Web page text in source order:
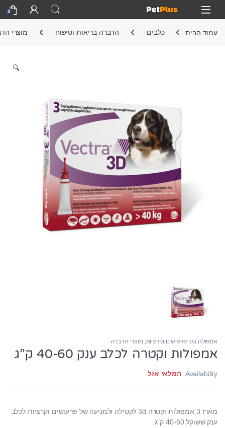
Skip to navigation
Skip to content
Open
0
עמוד הבית כלבים הדברה בריאות וטיפוח מוצרי
🔍
אמפולה נגד פרעושים וקרציות,מוצרי הדברה
אמפולות וקטרה לכלב ענק 40-60 ק”ג
Availability: המלאי אזל
מארז 3 אמפולות וקטרה 3d לקטילה ולמניעה של פרעושים וקרציות לכלב
ענק ששוקל 40-60 ק”ג.